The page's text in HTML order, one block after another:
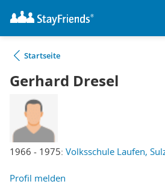
Startseite
Gerhard Dresel
1966 - 1975: Volksschule Laufen,
Profil melden